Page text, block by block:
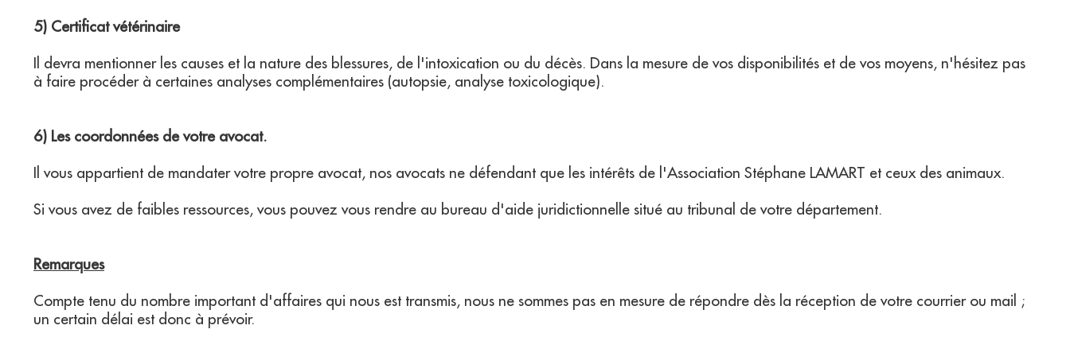
5) Certificat vétérinaire
Il devra mentionner les causes et la nature des blessures, de l'intoxication ou du décès. Dans la mesure de vos disponibilités et de vos moyens, n'hésitez pas
à faire procéder à certaines analyses complémentaires (autopsie, analyse toxicologique).
6) Les coordonnées de votre avocat.
Il vous appartient de mandater votre propre avocat, nos avocats ne défendant que les intérêts de l'Association Stéphane LAMART et ceux des animaux.
Si vous avez de faibles ressources, vous pouvez vous rendre au bureau d'aide juridictionnelle situé au tribunal de votre département.
Remarques
Compte tenu du nombre important d'affaires qui nous est transmis, nous ne sommes pas en mesure de répondre dès la réception de votre courrier ou mail ;
un certain délai est donc à prévoir.